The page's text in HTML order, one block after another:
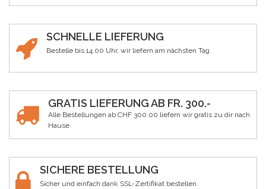
SCHNELLE LIEFERUNG
Bestelle bis 14.00 Uhr, wir liefern am nächsten Tag.
GRATIS LIEFERUNG AB FR. 300.-
Alle Bestellungen ab CHF 300.00 liefern wir gratis zu dir nach
Hause.
SICHERE BESTELLUNG
Sicher und einfach dank SSL-Zertifikat bestellen.